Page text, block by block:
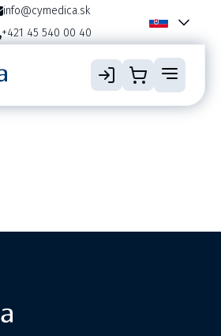
info@cymedica.sk
+421 45 540 00 40